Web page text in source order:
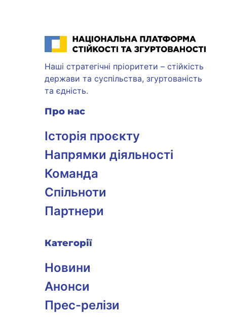
Національна платформа стійкості та згуртованості
Наші стратегічні пріоритети – стійкість
держави та суспільства, згуртованість
та єдність.
Про нас
Історія проєкту
Напрямки діяльності
Команда
Спільноти
Партнери
Категорії
Новини
Анонси
Прес-релізи